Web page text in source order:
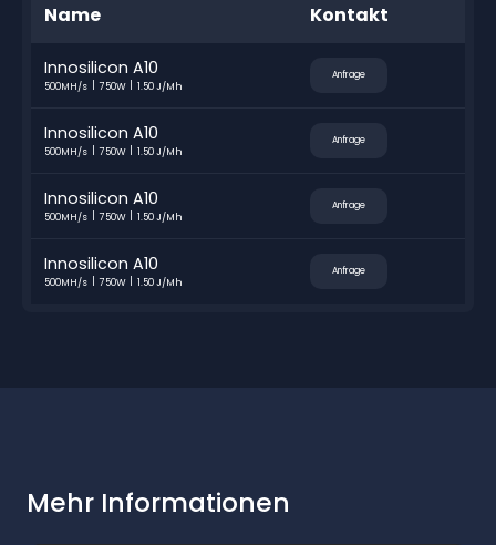
Name Kontakt
Innosilicon A10
500MH/s 750W 1.50 J/Mh
Anfrage
Innosilicon A10
500MH/s 750W 1.50 J/Mh
Anfrage
Innosilicon A10
500MH/s 750W 1.50 J/Mh
Anfrage
Innosilicon A10
500MH/s 750W 1.50 J/Mh
Anfrage
Mehr Informationen